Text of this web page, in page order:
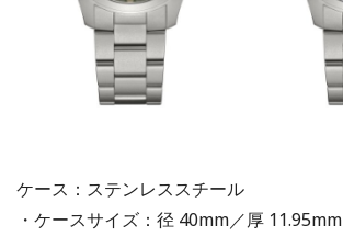
ケース：ステンレススチール
・ケースサイズ：径 40mm／厚 11.95mm